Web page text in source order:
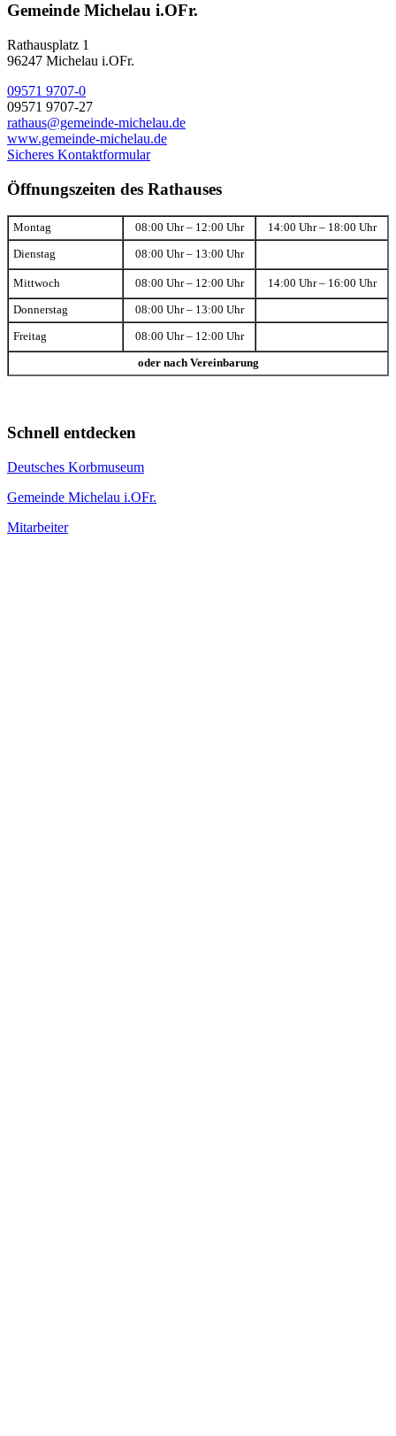
Gemeinde Michelau i.OFr.
Rathausplatz 1
96247 Michelau i.OFr.
09571 9707-0
09571 9707-27
rathaus@gemeinde-michelau.de
www.gemeinde-michelau.de
Sicheres Kontaktformular
Öffnungszeiten des Rathauses
Montag 08:00 Uhr – 12:00 Uhr 14:00 Uhr – 18:00 Uhr
Dienstag 08:00 Uhr – 13:00 Uhr
Mittwoch 08:00 Uhr – 12:00 Uhr 14:00 Uhr – 16:00 Uhr
Donnerstag 08:00 Uhr – 13:00 Uhr
Freitag 08:00 Uhr – 12:00 Uhr
oder nach Vereinbarung
Schnell entdecken
Deutsches Korbmuseum
Gemeinde Michelau i.OFr.
Mitarbeiter